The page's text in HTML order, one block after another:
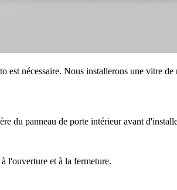
nécessaire. Nous installerons une vitre
du panneau de porte intérieur avant
l'ouverture et à la fermeture.